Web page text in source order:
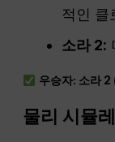
적인 클
소라 2:
우승자: 소라 2
물리 시뮬